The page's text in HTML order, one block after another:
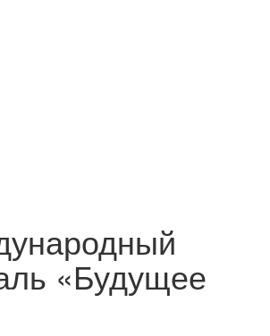
«Будущее